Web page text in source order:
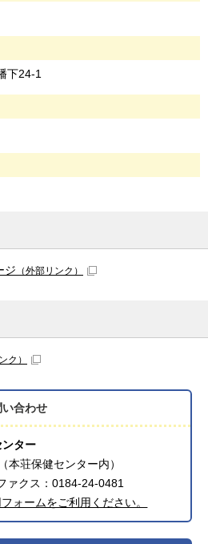
下24-1
ジ （外部リンク）
ク）
い合わせ
ンター
本荘保健センター内）
クス：0184-24-0481
ォームをご利用ください。